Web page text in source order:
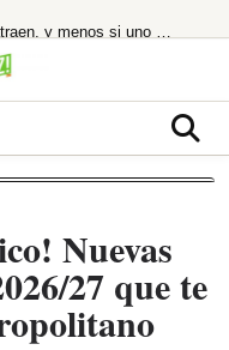
«Los polos opuestos no se atraen, y menos si uno es de ahí»
¡Alerta Solar! El Gobierno te trae el eclipse total en directo
Nuevas
27 que te